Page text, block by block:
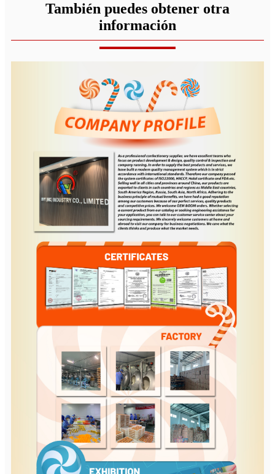
También puedes obtener otra
información